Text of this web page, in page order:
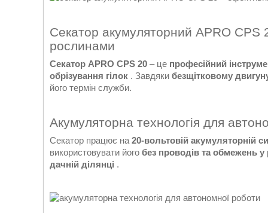
Секатор акумуляторний APRO CPS
рослинами
Секатор APRO CPS 20 – це професійний
обрізування гілок . Завдяки безщітковому
його термін служби.
Акумуляторна технологія для
Секатор працює на 20-вольтовій акумуляторній
використовувати його без проводів та обмежень у
дачній ділянці .